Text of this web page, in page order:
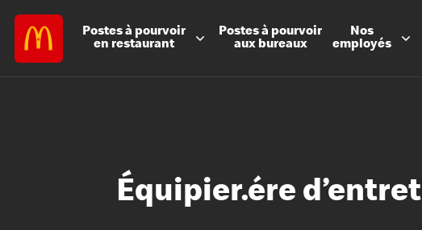
Postes à pourvoir
en restaurant
Postes à pourvoir
aux bureaux
Nos
employés
Équipier.ére